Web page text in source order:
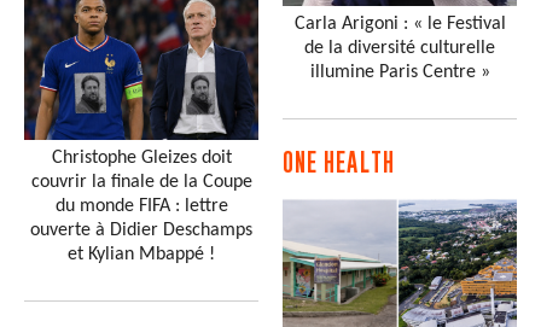
Christophe Gleizes doit
couvrir la finale de la Coupe
du monde FIFA : lettre
ouverte à Didier Deschamps
et Kylian Mbappé !
Carla Arigoni : « le Festival
de la diversité culturelle
illumine Paris Centre »
ONE HEALTH